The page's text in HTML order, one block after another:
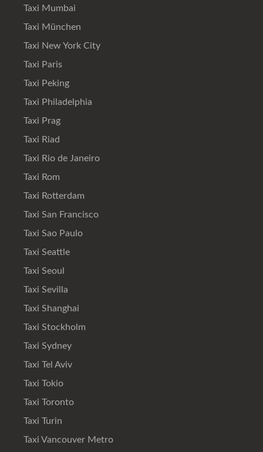
Taxi Mumbai
Taxi München
Taxi New York City
Taxi Paris
Taxi Peking
Taxi Philadelphia
Taxi Prag
Taxi Riad
Taxi Rio de Janeiro
Taxi Rom
Taxi Rotterdam
Taxi San Francisco
Taxi Sao Paulo
Taxi Seattle
Taxi Seoul
Taxi Sevilla
Taxi Shanghai
Taxi Stockholm
Taxi Sydney
Taxi Tel Aviv
Taxi Tokio
Taxi Toronto
Taxi Turin
Taxi Vancouver Metro